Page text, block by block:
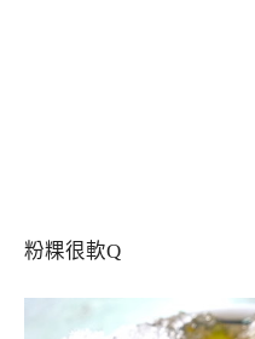
粉粿很軟Q